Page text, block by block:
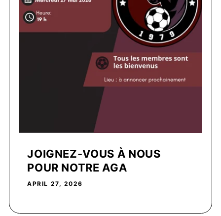
JOIGNEZ-VOUS À NOUS
POUR NOTRE AGA
APRIL 27, 2026